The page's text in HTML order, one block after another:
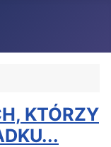
KTÓRZY